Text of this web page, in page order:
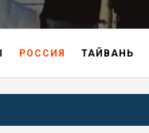
РОССИЯ ТАЙВАНЬ